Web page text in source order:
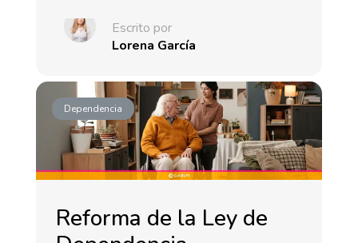
Escrito por
Lorena García
Dependencia
Reforma de la Ley de